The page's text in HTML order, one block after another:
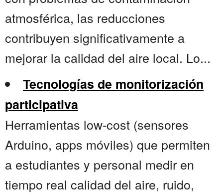
atmosférica, las reducciones
contribuyen significativamente a
mejorar la calidad del aire local. Lo...
Tecnologías de monitorización
participativa
Herramientas low-cost (sensores
Arduino, apps móviles) que permiten
a estudiantes y personal medir en
tiempo real calidad del aire, ruido,